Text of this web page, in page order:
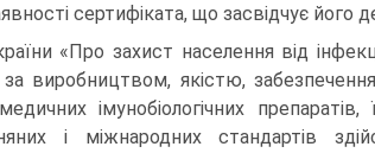
сертифіката, що засвідчує його
«Про захист населення від
виробництвом, якістю,
імунобіологічних
і міжнародних стандартів